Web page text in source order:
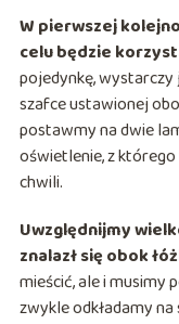
W pierwszej
celu będzie
pojedynkę, wystarczy
szafce ustawionej
postawmy na dwie
oświetlenie, z
chwili.
Uwzględnijmy
znalazł się obok
mieścić, ale i musimy
zwykle odkładamy